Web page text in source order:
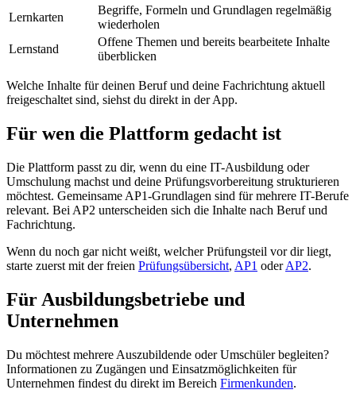
Lernkarten
Begriffe, Formeln und Grundlagen regelmäßig
wiederholen
Lernstand
Offene Themen und bereits bearbeitete Inhalte
überblicken
Welche Inhalte für deinen Beruf und deine Fachrichtung aktuell
freigeschaltet sind, siehst du direkt in der App.
Für wen die Plattform gedacht ist
Die Plattform passt zu dir, wenn du eine IT-Ausbildung oder
Umschulung machst und deine Prüfungsvorbereitung strukturieren
möchtest. Gemeinsame AP1-Grundlagen sind für mehrere IT-Berufe
relevant. Bei AP2 unterscheiden sich die Inhalte nach Beruf und
Fachrichtung.
Wenn du noch gar nicht weißt, welcher Prüfungsteil vor dir liegt,
starte zuerst mit der freien Prüfungsübersicht, AP1 oderAP2.
Für Ausbildungsbetriebe und
Unternehmen
Du möchtest mehrere Auszubildende oder Umschüler begleiten?
Informationen zu Zugängen und Einsatzmöglichkeiten für
Unternehmen findest du direkt im Bereich Firmenkunden.